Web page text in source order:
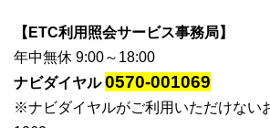
【ETC利用照会サービス事務局】
年中無休 9:00～18:00
ナビダイヤル0570-001069
※ナビダイヤルがご利用いただけない